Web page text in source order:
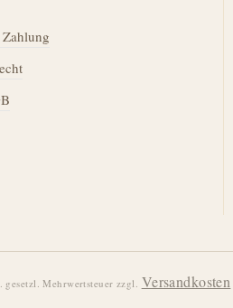
Mehrwertsteuer zzgl. Versandkosten